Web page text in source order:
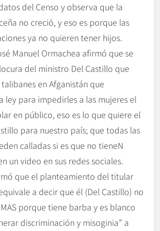
del Censo y observa que la
no creció, y eso es porque las
ya no quieren tener hijos.
Manuel Ormachea afirmó que se
del ministro Del Castillo que
en Afganistán que
ley para impedirles a las mujeres el
en público, eso es lo que quiere el
para nuestro país; que todas las
calladas si es que no tieneN
un video en sus redes sociales.
que el planteamiento del titular
a decir que él (Del Castillo) no
porque tiene barba y es blanco
discriminación y misoginia” a